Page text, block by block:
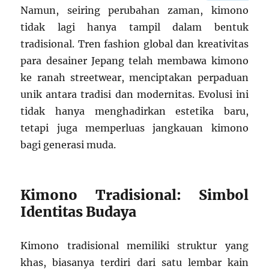
Namun, seiring perubahan zaman, kimono
tidak lagi hanya tampil dalam bentuk
tradisional. Tren fashion global dan kreativitas
para desainer Jepang telah membawa kimono
ke ranah streetwear, menciptakan perpaduan
unik antara tradisi dan modernitas. Evolusi ini
tidak hanya menghadirkan estetika baru,
tetapi juga memperluas jangkauan kimono
bagi generasi muda.
Kimono Tradisional: Simbol
Identitas Budaya
Kimono tradisional memiliki struktur yang
khas, biasanya terdiri dari satu lembar kain